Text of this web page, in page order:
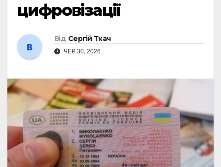
цифровізації
Від Сергій Ткач
ЧЕР 30, 2026